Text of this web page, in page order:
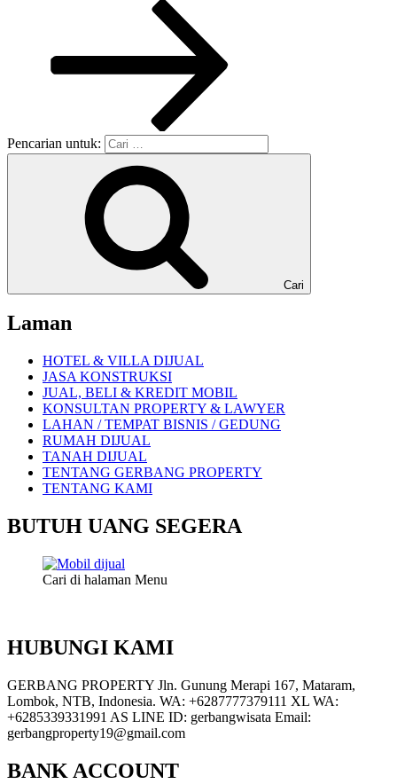
Pencarian untuk:
Cari
Laman
HOTEL & VILLA DIJUAL
JASA KONSTRUKSI
JUAL, BELI & KREDIT MOBIL
KONSULTAN PROPERTY & LAWYER
LAHAN / TEMPAT BISNIS / GEDUNG
RUMAH DIJUAL
TANAH DIJUAL
TENTANG GERBANG PROPERTY
TENTANG KAMI
BUTUH UANG SEGERA
Cari di halaman Menu
HUBUNGI KAMI
GERBANG PROPERTY Jln. Gunung Merapi 167, Mataram,
Lombok, NTB, Indonesia. WA: +6287777379111 XL WA:
+6285339331991 AS LINE ID: gerbangwisata Email:
gerbangproperty19@gmail.com
BANK ACCOUNT